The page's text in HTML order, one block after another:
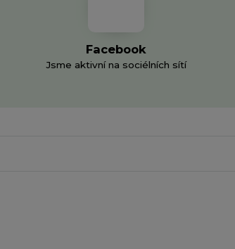
Facebook
Jsme aktivní na sociélních sítí